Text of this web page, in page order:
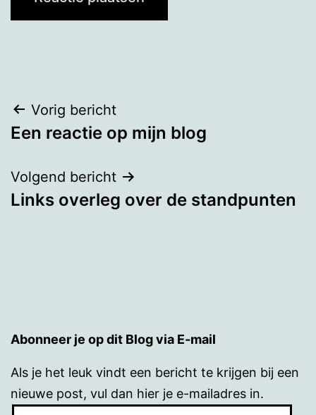
Bericht
navigatie
Vorig bericht
Een reactie op mijn blog
Volgend bericht
Links overleg over de standpunten
Abonneer je op dit Blog via E-mail
Als je het leuk vindt een bericht te krijgen bij een
nieuwe post, vul dan hier je e-mailadres in.